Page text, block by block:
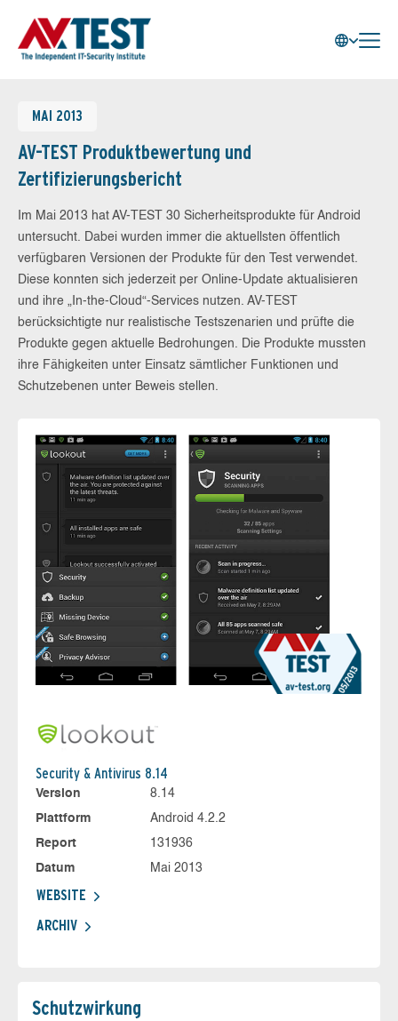
MAI 2013
AV-TEST Produktbewertung und
Zertifizierungsbericht
Im Mai 2013 hat AV-TEST 30 Sicherheitsprodukte für Android
untersucht. Dabei wurden immer die aktuellsten öffentlich
verfügbaren Versionen der Produkte für den Test verwendet.
Diese konnten sich jederzeit per Online-Update aktualisieren
und ihre „In-the-Cloud“-Services nutzen. AV-TEST
berücksichtigte nur realistische Testszenarien und prüfte die
Produkte gegen aktuelle Bedrohungen. Die Produkte mussten
ihre Fähigkeiten unter Einsatz sämtlicher Funktionen und
Schutzebenen unter Beweis stellen.
Security & Antivirus 8.14
Version
8.14
Plattform
Android 4.2.2
Report
131936
Datum
Mai 2013
WEBSITE
ARCHIV
Schutz­wirkung